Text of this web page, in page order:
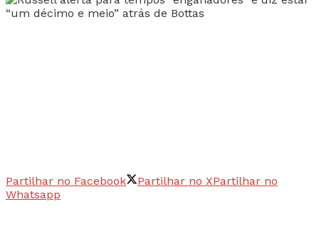
Partilhar no Facebook Partilhar no XPartilhar no
Whatsapp